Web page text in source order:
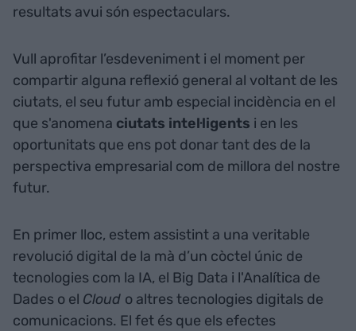
resultats avui són espectaculars.
Vull aprofitar l’esdeveniment i el moment per
compartir alguna reflexió general al voltant de les
ciutats, el seu futur amb especial incidència en el
que s'anomena ciutats intel·ligents i en les
oportunitats que ens pot donar tant des de la
perspectiva empresarial com de millora del nostre
futur.
En primer lloc, estem assistint a una veritable
revolució digital de la mà d’un còctel únic de
tecnologies com la IA, el Big Data i l'Analítica de
Dades o el Cloud o altres tecnologies digitals de
comunicacions. El fet és que els efectes